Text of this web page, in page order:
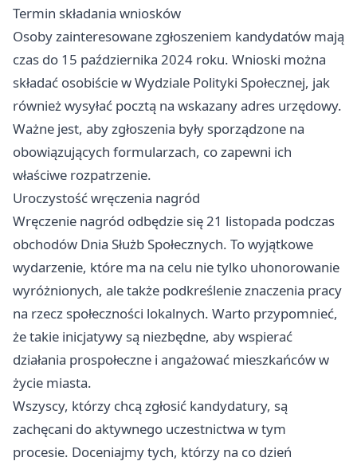
Termin składania wniosków
Osoby zainteresowane zgłoszeniem kandydatów mają
czas do 15 października 2024 roku. Wnioski można
składać osobiście w Wydziale Polityki Społecznej, jak
również wysyłać pocztą na wskazany adres urzędowy.
Ważne jest, aby zgłoszenia były sporządzone na
obowiązujących formularzach, co zapewni ich
właściwe rozpatrzenie.
Uroczystość wręczenia nagród
Wręczenie nagród odbędzie się 21 listopada podczas
obchodów Dnia Służb Społecznych. To wyjątkowe
wydarzenie, które ma na celu nie tylko uhonorowanie
wyróżnionych, ale także podkreślenie znaczenia pracy
na rzecz społeczności lokalnych. Warto przypomnieć,
że takie inicjatywy są niezbędne, aby wspierać
działania prospołeczne i angażować mieszkańców w
życie miasta.
Wszyscy, którzy chcą zgłosić kandydatury, są
zachęcani do aktywnego uczestnictwa w tym
procesie. Doceniajmy tych, którzy na co dzień